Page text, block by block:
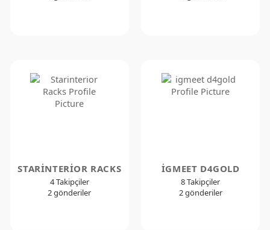
STARINTERIOR RACKS
4 Takipçiler
2 gönderiler
IGMEET D4GOLD
8 Takipçiler
2 gönderiler